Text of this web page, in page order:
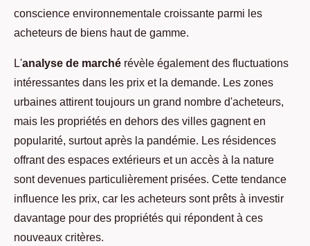
conscience environnementale croissante parmi les
acheteurs de biens haut de gamme.
L'analyse de marché révèle également des fluctuations
intéressantes dans les prix et la demande. Les zones
urbaines attirent toujours un grand nombre d'acheteurs,
mais les propriétés en dehors des villes gagnent en
popularité, surtout après la pandémie. Les résidences
offrant des espaces extérieurs et un accès à la nature
sont devenues particulièrement prisées. Cette tendance
influence les prix, car les acheteurs sont prêts à investir
davantage pour des propriétés qui répondent à ces
nouveaux critères.